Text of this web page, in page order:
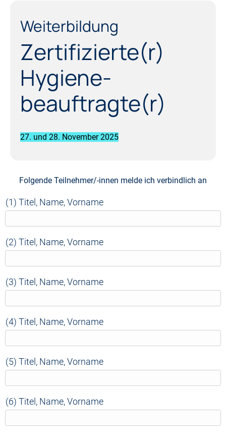
Weiterbildung
Zertifizierte(r)
Hygiene­
beauftragte(r)
27. und 28. November 2025
Folgende Teilnehmer/-innen melde ich verbindlich an
(1) Titel, Name, Vorname
(2) Titel, Name, Vorname
(3) Titel, Name, Vorname
(4) Titel, Name, Vorname
(5) Titel, Name, Vorname
(6) Titel, Name, Vorname